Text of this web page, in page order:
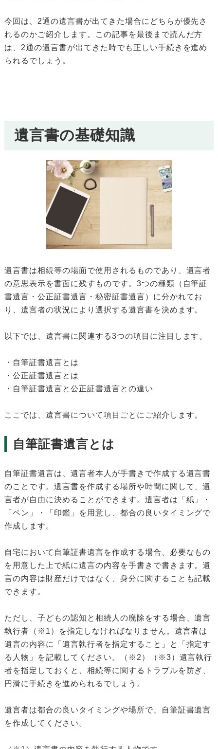
今回は、2通の遺言書が出てきた場合にどちらが優先さ
れるのかご紹介します。この記事を最後まで読んだ方
は、2通の遺言書が出てきた時でも正しい手続きを進め
られるでしょう。
遺言書の基礎知識
遺言書は相続等の場面で使用されるものであり、遺言者
の意思表示を書面に残すものです。3つの種類（自筆証
書遺言・公正証書遺言・秘密証書遺言）に分かれてお
り、遺言者の状況により選択する遺言書を決めます。
以下では、遺言書に関連する3つの項目に注目します。
・自筆証書遺言とは
・公正証書遺言とは
・自筆証書遺言と公正証書遺言との違い
ここでは、遺言書について項目ごとにご紹介します。
自筆証書遺言とは
自筆証書遺言は、遺言者本人が手書きで作成する遺言書
のことです。遺言書を作成する場所や時間に関して、遺
言者が自由に決めることができます。遺言者は「紙」・
「ペン」・「印鑑」を用意し、都合の良いタイミングで
作成します。
自宅において自筆証書遺言を作成する場合、必要なもの
を用意した上で紙に遺言の内容を手書きで書きます。遺
言の内容は財産だけではなく、身分に関することも記載
できます。
ただし、子どもの認知と相続人の廃除をする場合、遺言
執行者（※1）を指定しなければなりません。遺言者は
遺言の内容に「遺言執行者を指定すること」と「指定す
る人物」を記載してください。（※2）（※3）遺言執行
者を指定しておくと、相続等に関するトラブルを防ぎ、
円滑に手続きを進められるでしょう。
遺言者は都合の良いタイミングや場所で、自筆証書遺言
を作成してください。